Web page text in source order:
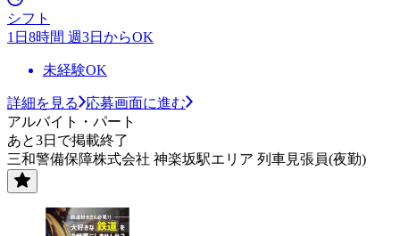
シフト
1日8時間 週3日からOK
未経験OK
詳細を見る
応募画面に進む
アルバイト・パート
あと3日で掲載終了
三和警備保障株式会社 神楽坂駅エリア 列車見張員(夜勤)